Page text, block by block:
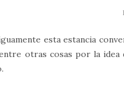
esta estancia
otras cosas por la